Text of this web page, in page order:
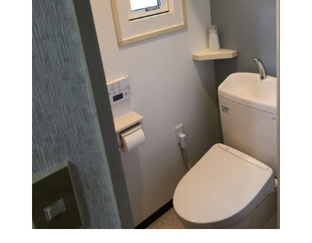
１Fトイレは小窓から西日が当り夏は暑かったです。